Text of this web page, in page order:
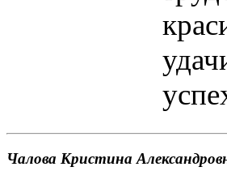
Чалова Кристина